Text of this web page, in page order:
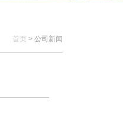
首页 > 公司新闻